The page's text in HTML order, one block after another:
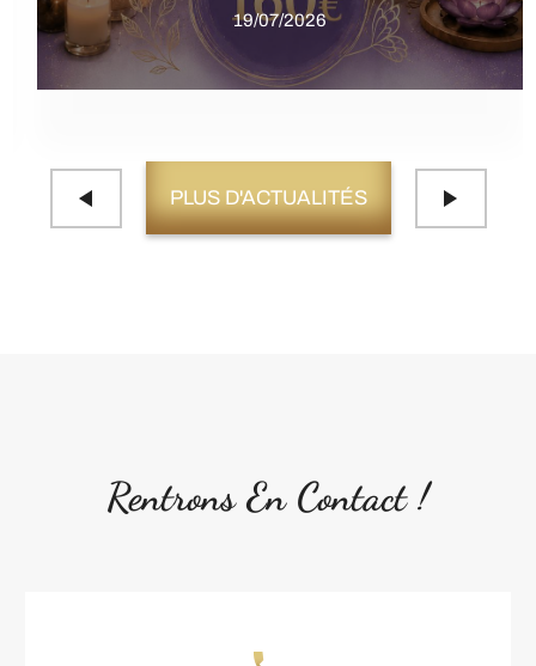
19/07/2026
PLUS D'ACTUALITÉS
Rentrons En Contact !